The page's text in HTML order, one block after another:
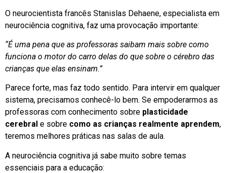
O neurocientista francês Stanislas Dehaene, especialista em
neurociência cognitiva, faz uma provocação importante:
“É uma pena que as professoras saibam mais sobre como
funciona o motor do carro delas do que sobre o cérebro das
crianças que elas ensinam.”
Parece forte, mas faz todo sentido. Para intervir em qualquer
sistema, precisamos conhecê-lo bem. Se empoderarmos as
professoras com conhecimento sobre plasticidade
cerebral e sobre como as crianças realmente aprendem,
teremos melhores práticas nas salas de aula.
A neurociência cognitiva já sabe muito sobre temas
essenciais para a educação: